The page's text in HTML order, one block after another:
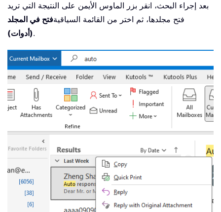
بعد إجراء البحث، انقر بزر الماوس الأيمن على النتيجة التي تريد
فتح مجلدها، ثم اختر من القائمة السياقيةفتح في المجلد
(أدوات).